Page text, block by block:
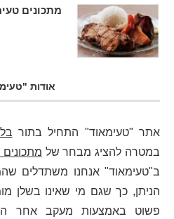
מתכונים
אודות
אתר "טעימאוד" התחיל בתור
במטרה להציג מבחר של מתכונים
ב"טעימאוד" אנחנו משתדלים
הניתן, כך שגם מי שאינו בשלן
פשוט באמצעות מעקב אחר